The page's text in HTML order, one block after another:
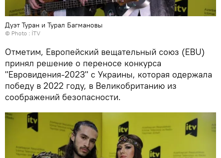
Дуэт Туран и Турал Багмановы
© Photo : İTV
Отметим, Европейский вещательный союз (EBU)
принял решение о переносе конкурса
"Евровидения-2023" с Украины, которая одержала
победу в 2022 году, в Великобританию из
соображений безопасности.